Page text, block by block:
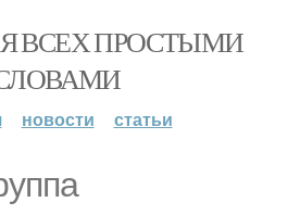
ВСЕХ ПРОСТЫМИ
новости статьи